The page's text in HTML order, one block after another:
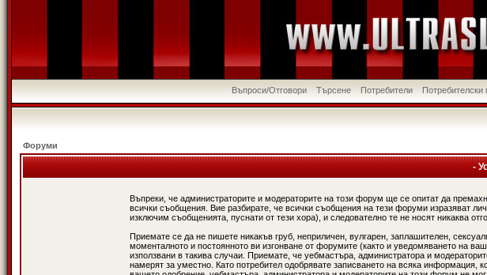
Въпроси/Отговори Търсене Потребители Потребителски
Форуми
-
Въпреки, че администраторите и модераторите на този форум ще се опитат да
всички съобщения. Вие разбирате, че всички съобщения на тези форуми изразяват
изключим съобщенията, пуснати от тези хора), и следователно те не носят никаква
Приемате се да не пишете никакъв груб, неприличен, вулгарен, заплашителен,
моменталното и постоянното ви изгонване от форумите (както и уведомяването на
използвани в такива случаи. Приемате, че уебмастъра, администратора и
намерят за уместно. Като потребител одобрявате записването на всяка